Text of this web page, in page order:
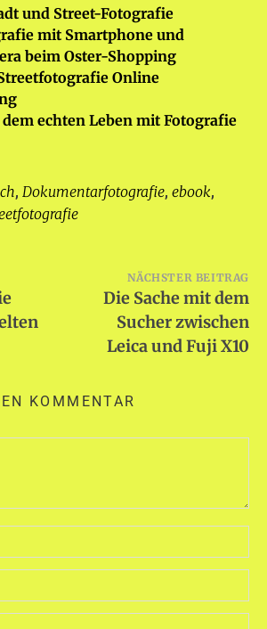
und Street-Fotografie
mit Smartphone und
beim Oster-Shopping
Online
dem echten Leben mit Fotografie
, Dokumentarfotografie, ebook,
NÄCHSTER BEITRAG
Die Sache mit dem
Sucher zwischen
Leica und Fuji X10
KOMMENTAR